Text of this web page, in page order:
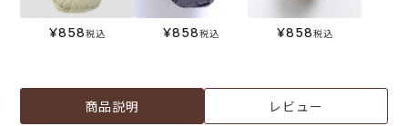
¥858税込 ¥858税込 ¥858税込
商品説明 レビュー